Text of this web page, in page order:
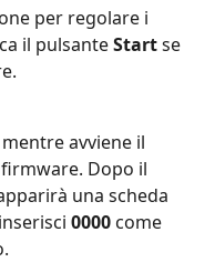
per regolare i
il pulsanteStartse
avviene il
Dopo il
una scheda
0000 come